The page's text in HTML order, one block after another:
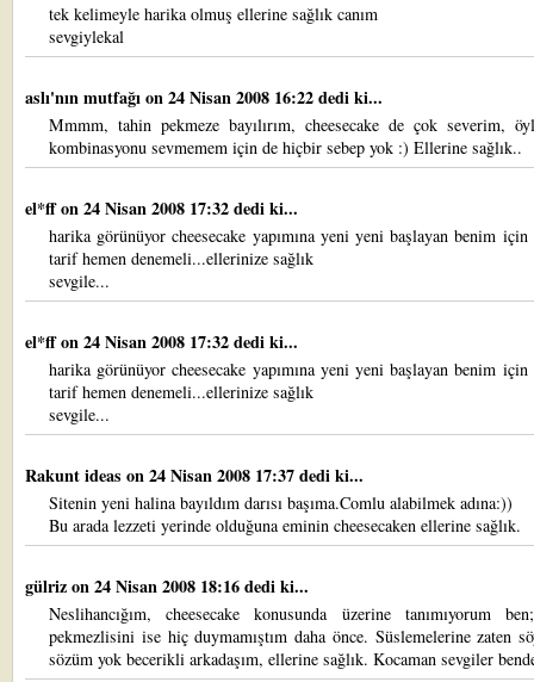
tek kelimeyle harika olmuş ellerine sağlık canım
sevgiylekal
aslı'nın mutfağıon 24 Nisan 2008 16:22 dedi ki...
Mmmm, tahin pekmeze bayılırım, cheesecake de çok severim,
kombinasyonu sevmemem için de hiçbir sebep yok :) Ellerine sağlık..
el*ffon 24 Nisan 2008 17:32 dedi ki...
harika görünüyor cheesecake yapımına yeni yeni başlayan benim
tarif hemen denemeli...ellerinize sağlık
sevgile...
el*ffon 24 Nisan 2008 17:32 dedi ki...
harika görünüyor cheesecake yapımına yeni yeni başlayan benim
tarif hemen denemeli...ellerinize sağlık
sevgile...
Rakunt ideas on 24 Nisan 2008 17:37 dedi ki...
Sitenin yeni halina bayıldım darısı başıma.Comlu alabilmek adına:))
Bu arada lezzeti yerinde olduğuna eminin cheesecaken ellerine sağlık.
gülrizon 24 Nisan 2008 18:16 dedi ki...
Neslihancığım, cheesecake konusunda üzerine tanımıyorum
pekmezlisini ise hiç duymamıştım daha önce. Süslemelerine zaten
sözüm yok becerikli arkadaşım, ellerine sağlık. Kocaman sevgiler